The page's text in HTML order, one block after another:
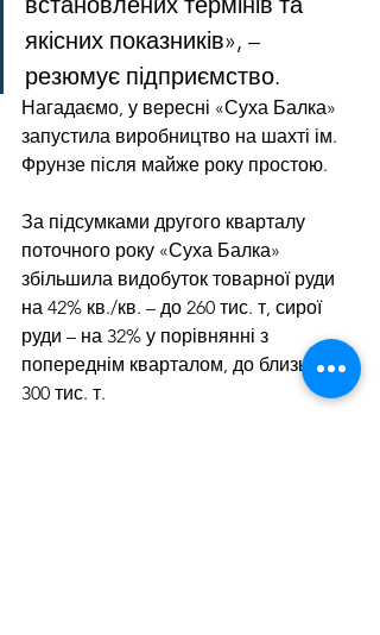
якісних показників», –
резюмує підприємство.
Нагадаємо, у вересні «Суха Балка»
запустила виробництво на шахті ім.
Фрунзе після майже року простою.
За підсумками другого кварталу
поточного року «Суха Балка»
збільшила видобуток товарної руди
на 42% кв./кв. – до 260 тис. т, сирої
руди – на 32% у порівнянні з
попереднім кварталом, до близько
300 тис. т.